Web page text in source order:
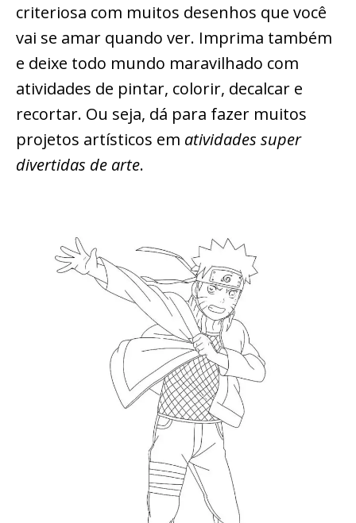
criteriosa com muitos desenhos que você
vai se amar quando ver. Imprima também
e deixe todo mundo maravilhado com
atividades de pintar, colorir, decalcar e
recortar. Ou seja, dá para fazer muitos
projetos artísticos em atividades super
divertidas de arte.